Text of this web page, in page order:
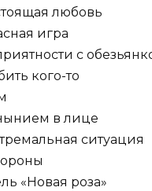
любовь
игра
с
кого-то
в лице
ситуация
«Новая роза»